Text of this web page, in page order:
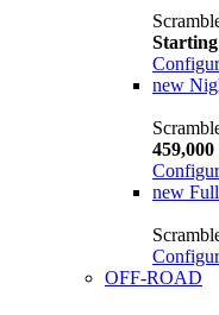
new
new
OFF-ROAD